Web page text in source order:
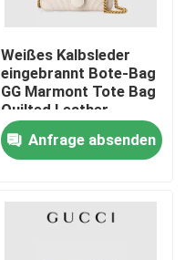
Weißes Kalbsleder
eingebrannt Bote-Bag
GG Marmont Tote Bag
Quilted Leather
Anfrage absenden